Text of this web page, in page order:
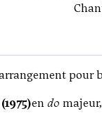
pour
endo